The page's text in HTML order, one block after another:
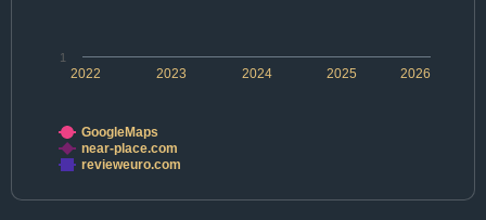
2022 2024 2026
2023 2025
1
GoogleMaps
near-place.com
revieweuro.com